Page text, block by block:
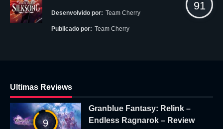
Desenvolvido por: Team Cherry
Publicado por: Team Cherry
91
Ultimas Reviews
9
Granblue Fantasy: Relink –
Endless Ragnarok – Review